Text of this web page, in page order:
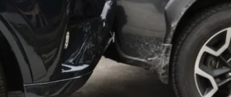
игроки криптовалютной отрасли,
«
национального стратегического запаса
от главы Game Science
людей в полёт вокруг Луны